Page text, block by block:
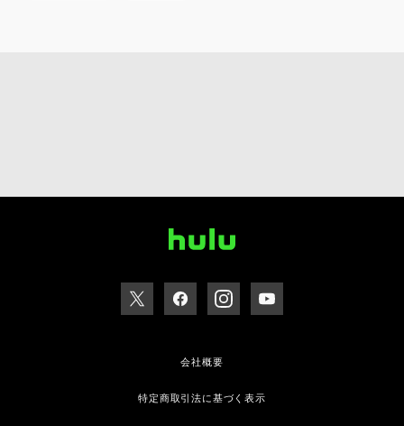
会社概要
特定商取引法に基づく表示